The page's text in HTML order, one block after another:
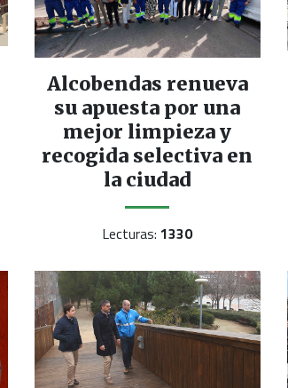
Alcobendas renueva
su apuesta por una
mejor limpieza y
recogida selectiva en
la ciudad
Lecturas:1330